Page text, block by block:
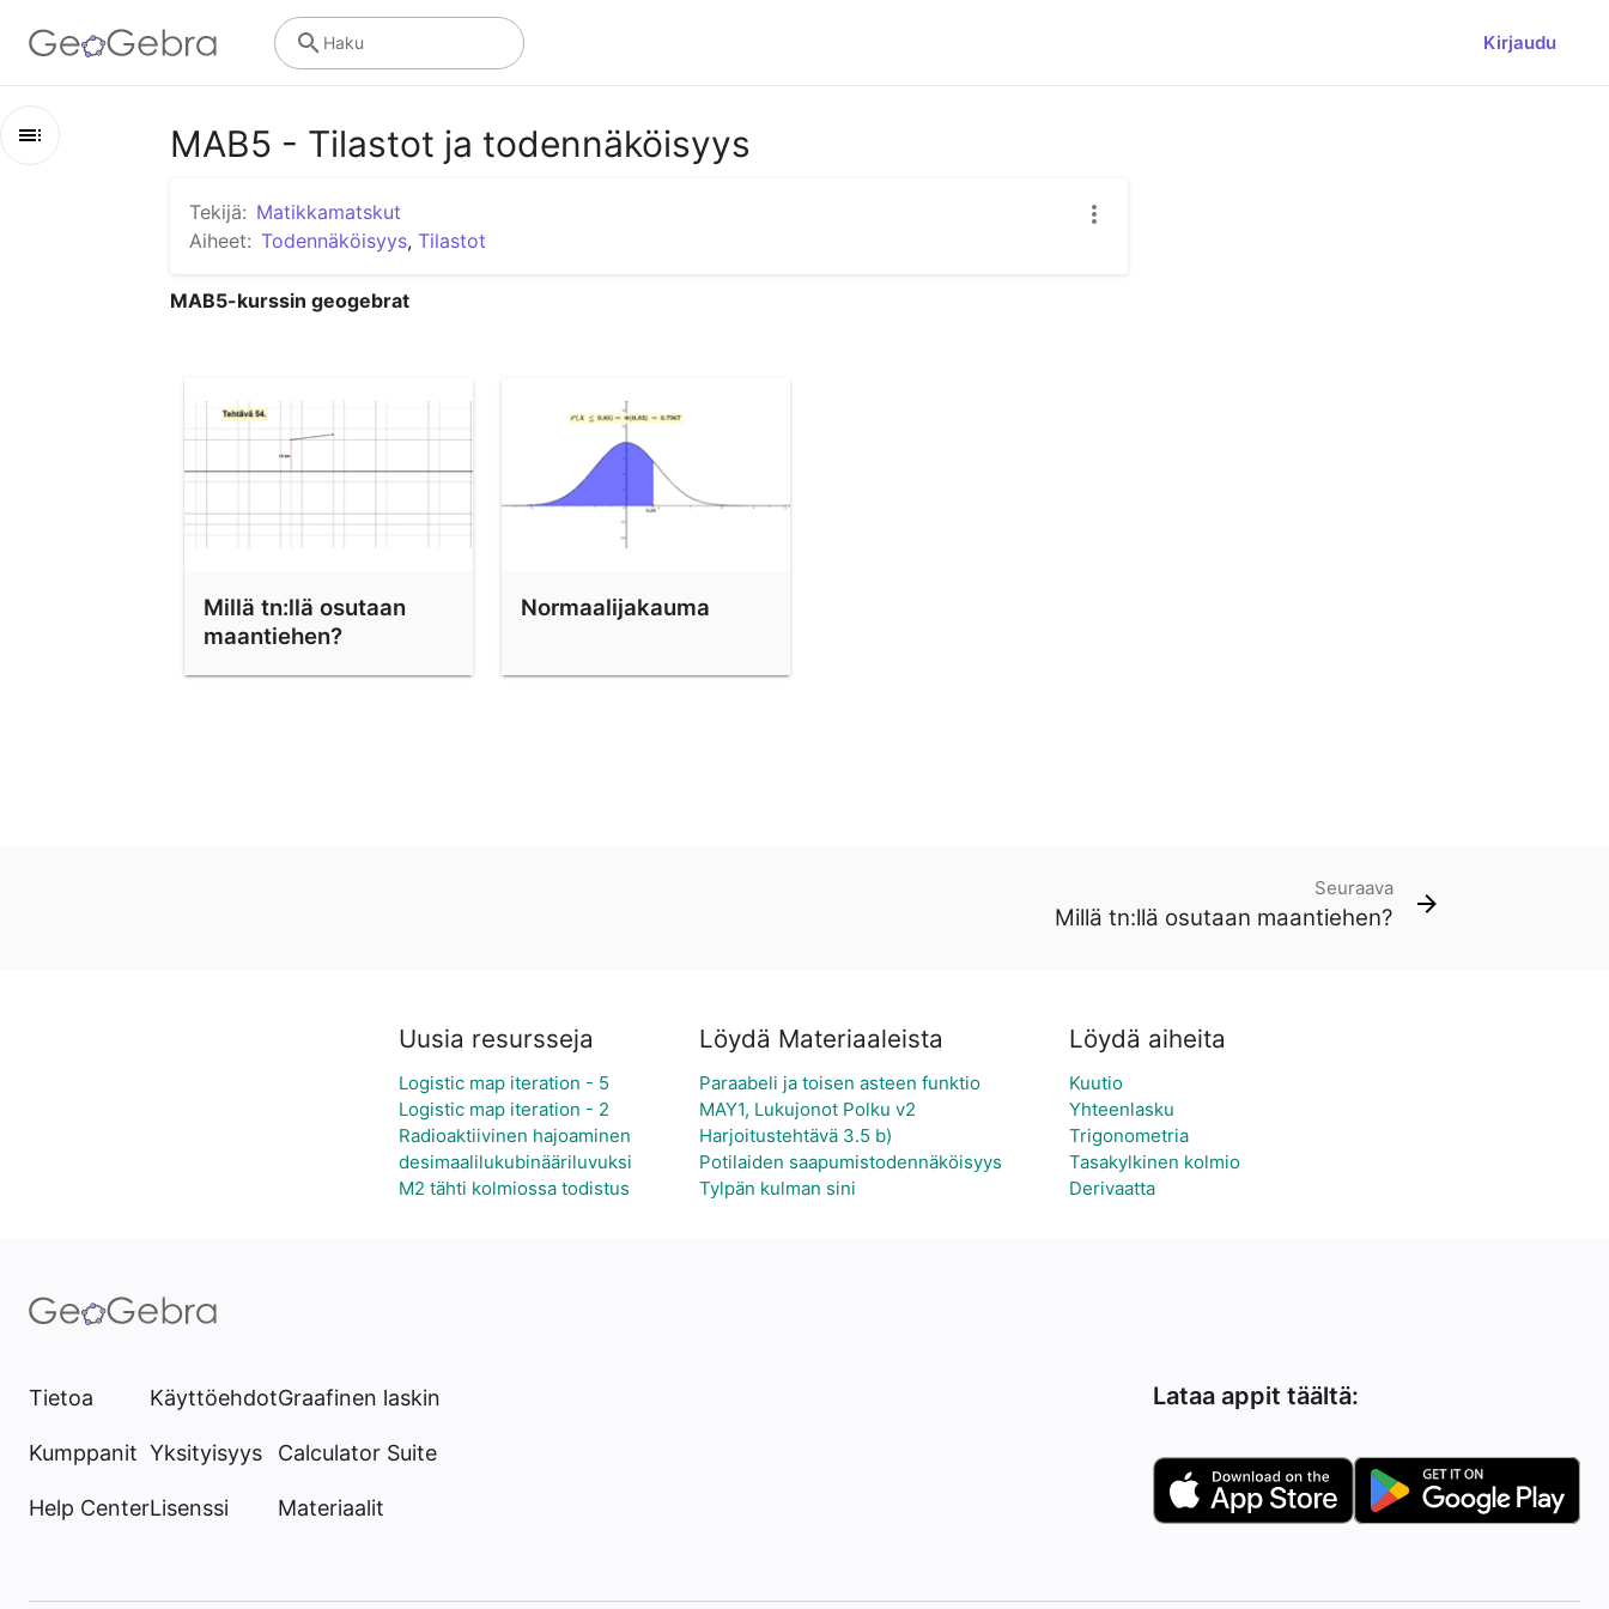
Kirjaudu
Haku
MAB5 - Tilastot ja todennäköisyys
MAB5 - Tilastot ja todennäköisyys
Tekijä: Matikkamatskut
Aiheet: Todennäköisyys, Tilastot
MAB5-kurssin geogebrat
Millä tn:llä osutaan
maantiehen?
Normaalijakauma
Seuraava
Millä tn:llä osutaan maantiehen?
Uusia resursseja
Logistic map iteration - 5
Logistic map iteration - 2
Radioaktiivinen hajoaminen
desimaalilukubinääriluvuksi
M2 tähti kolmiossa todistus
Löydä Materiaaleista
Paraabeli ja toisen asteen funktio
MAY1, Lukujonot Polku v2
Harjoitustehtävä 3.5 b)
Potilaiden saapumistodennäköisyys
Tylpän kulman sini
Löydä aiheita
Kuutio
Yhteenlasku
Trigonometria
Tasakylkinen kolmio
Derivaatta
Tietoa
Kumppanit
Help Center
Käyttöehdot
Yksityisyys
Lisenssi
Graafinen laskin
Calculator Suite
Materiaalit
Lataa appit täältä: